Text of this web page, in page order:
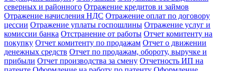
северных и районного Отражение кредитов и займов
Отражение начисления НДС Отражение оплат по договору
цессии Отражение уплаты госпошлины Отражение услуг и
комиссии банка Отстранение от работы Отчет комитенту на
покупку Отчет комитенту по продажам Отчет о движении
денежных средств Отчет по продажам, обороту, выручке и
прибыли Отчет производства за смену Отчетность ИП на